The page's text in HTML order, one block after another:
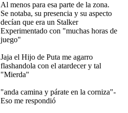
Al menos para esa parte de la zona.
Se notaba, su presencia y su aspecto
decían que era un Stalker
Experimentado con "muchas horas de
juego"
Jaja el Hijo de Puta me agarro
flashandola con el atardecer y tal
"Mierda"
"anda camina y párate en la corniza"-
Eso me respondió